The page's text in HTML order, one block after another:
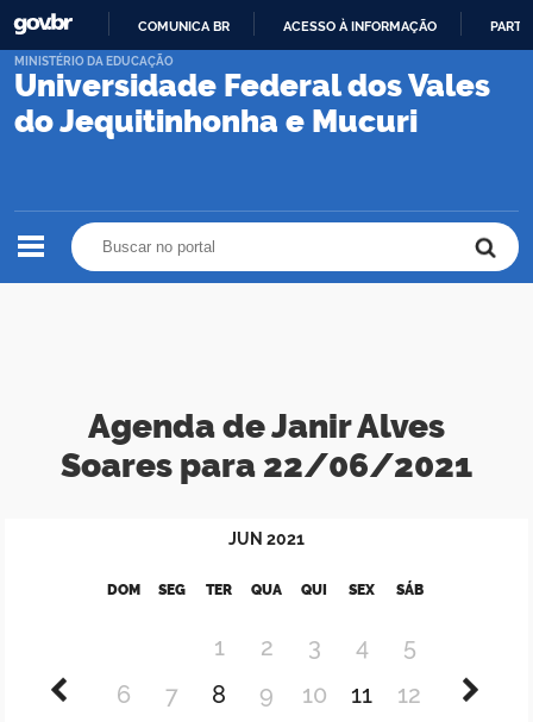
PARA
CONTEÚDO
COMUNICA BR ACESSO À INFORMAÇÃO
Universidade Federal dos Vales
do Jequitinhonha e Mucuri
MINISTÉRIO DA EDUCAÇÃO
Agenda de Janir Alves
Soares para 22/06/2021
JUN 2021
DOM SEG TER QUA QUI SEX SÁB
1 2 3 4
5
6
7 8 9 10 11
12